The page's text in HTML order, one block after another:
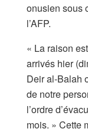
onusien sous
l’AFP.
« La raison
arrivés hier
Deir al-Balah
de notre
l’ordre
mois. » Cette